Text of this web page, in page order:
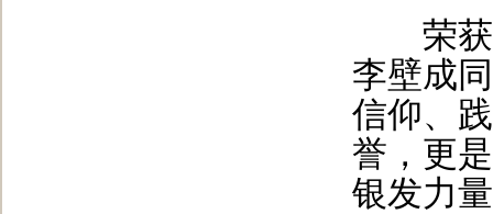
荣获“
李壁成
信仰、
誉，更
银发力